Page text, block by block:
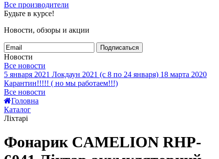
Все производители
Будьте в курсе!
Новости, обзоры и акции
Подписаться
Новости
Все новости
5 января 2021 Локдаун 2021 (с 8 по 24 января) 18 марта 2020
Карантин!!!!! ( но мы работаем!!!)
Все новости
Головна
Каталог
Ліхтарі
Фонарик CAMELION RHP-